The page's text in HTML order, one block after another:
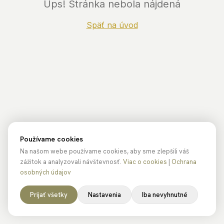
Ups! Stránka nebola nájdená
Späť na úvod
Používame cookies
Na našom webe používame cookies, aby sme zlepšili váš
zážitok a analyzovali návštevnosť. Viac o cookies | Ochrana
osobných údajov
Prijať všetky Nastavenia Iba nevyhnutné